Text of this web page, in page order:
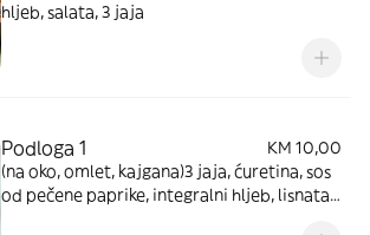
hljeb, salata, 3 jaja
Podloga 1
KM 10,00
(na oko, omlet, kajgana)3 jaja, ćuretina, sos
od pečene paprike, integralni hljeb, lisnata